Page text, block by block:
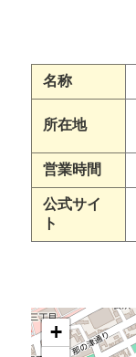
名称
所在地
営業時間
公式サイ
ト
+